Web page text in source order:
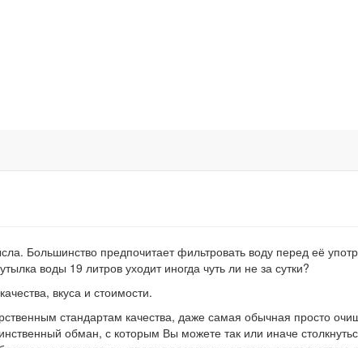
Большинство предпочитает фильтровать воду перед её
воды 19 литров уходит иногда чуть ли не за сутки?
вкуса и стоимости.
стандартам качества, даже самая обычная просто
обман, с которым Вы можете так или иначе